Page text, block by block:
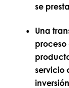
se
Una
servicio